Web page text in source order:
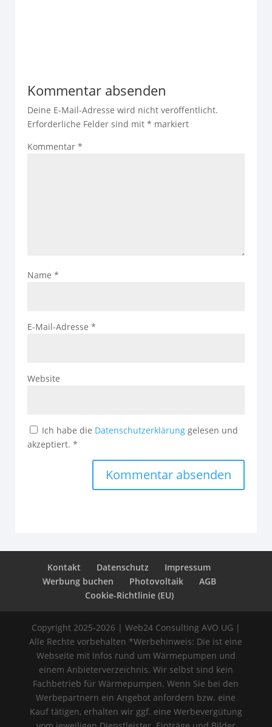
Kommentar absenden
Deine E-Mail-Adresse wird nicht veröffentlicht.
Erforderliche Felder sind mit * markiert
Kommentar *
Name *
E-Mail-Adresse *
Website
Ich habe die Datenschutzerklärung gelesen und
akzeptiert. *
Kontakt Datenschutz
Impressum
Werbung buchen
Photovoltaik
AGB
Cookie-Richtlinie (EU)
Copyright 2025-2026 | Web24 Consulting AVO UG |
Alle Rechte vorbehalten *Werbehinweis: Die ist eine
Webseite mit Infos rund um Wärmepumpen und
einem Anbieterverzeichnis. Wir selbst sind kein
Fachbetrieb für Wärmepumpen. Wenn Sie bei den
Werbepartnern ein Angebot anfordern bzw. eine
Kauf tätigen, erhalten wir ggf. eine Werbevergütung